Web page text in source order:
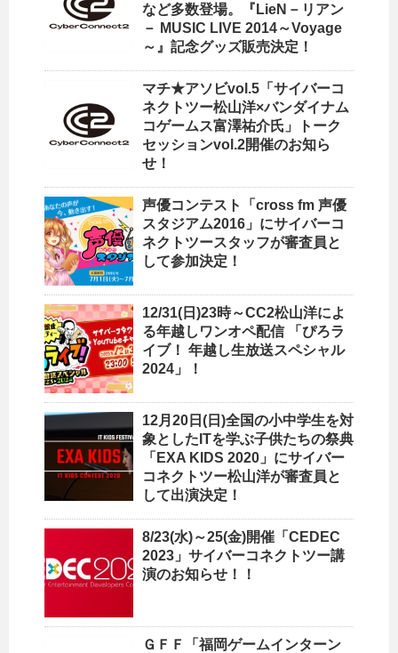
など多数登場。『LieN－リアン
－ MUSIC LIVE 2014～Voyage
～』記念グッズ販売決定！
マチ★アソビvol.5「サイバーコ
ネクトツー松山洋×バンダイナム
コゲームス富澤祐介氏」トーク
セッションvol.2開催のお知ら
せ！
声優コンテスト「cross fm 声優
スタジアム2016」にサイバーコ
ネクトツースタッフが審査員と
して参加決定！
12/31(日)23時～CC2松山洋によ
る年越しワンオペ配信 「ぴろラ
イブ！ 年越し生放送スペシャル
2024」！
12月20日(日)全国の小中学生を対
象としたITを学ぶ子供たちの祭典
「EXA KIDS 2020」にサイバー
コネクトツー松山洋が審査員と
して出演決定！
8/23(水)～25(金)開催「CEDEC
2023」サイバーコネクトツー講
演のお知らせ！！
ＧＦＦ「福岡ゲームインターン